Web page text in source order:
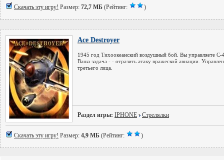
Скачать эту игру! Размер: 72,7 МБ (Рейтинг: )
Ace Destroyer
1945 год Тихоокеанский воздушный бой. Вы управляете С-
Ваша задача - - отразить атаку вражеской авиации.
третьего лица.
Раздел игры: IPHONE Стрелялки
Скачать эту игру! Размер: 4,9 МБ (Рейтинг: )